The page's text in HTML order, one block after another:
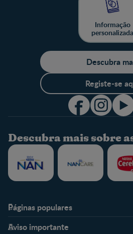
Informação
personalizada
Descubra
Registe-se
Descubra mais sobre
Páginas populares
Sobre Nós
Aviso importante